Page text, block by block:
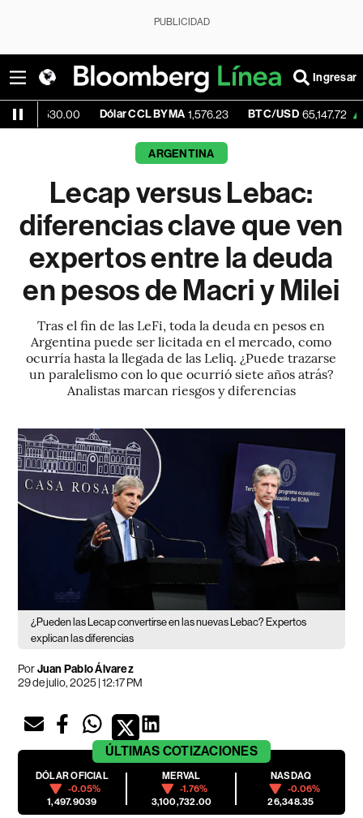
PUBLICIDAD
Ingresar
Dólar CCL BYMA 1,576.23 BTC/USD 65,147.72 +1.17%
ARGENTINA
Lecap versus Lebac:
diferencias clave que ven
expertos entre la deuda
en pesos de Macri y Milei
Tras el fin de las LeFi, toda la deuda en pesos en
Argentina puede ser licitada en el mercado, como
ocurría hasta la llegada de las Leliq. ¿Puede trazarse
un paralelismo con lo que ocurrió siete años atrás?
Analistas marcan riesgos y diferencias
¿Pueden las Lecap convertirse en las nuevas Lebac? Expertos
explican las diferencias
PorJuan Pablo Álvarez
29 de julio, 2025 | 12:17 PM
ÚLTIMAS COTIZACIONES
DÓLAR OFICIAL
-0.05%
1,497.9039
MERVAL
-1.76%
3,100,732.00
NASDAQ
-0.06%
26,348.35